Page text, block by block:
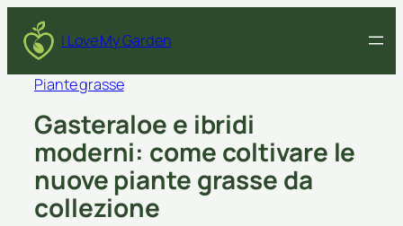
I Love My Garden
Piante grasse
Gasteraloe e ibridi
moderni: come coltivare le
nuove piante grasse da
collezione